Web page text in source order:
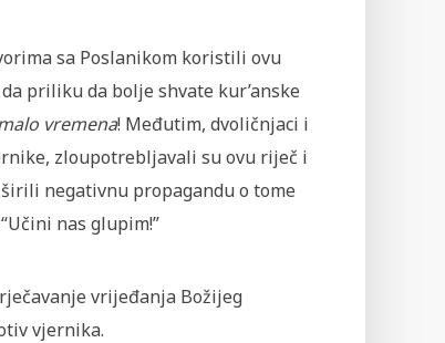
sa Poslanikom koristili ovu
priliku da bolje shvate kur’anske
vremena! Međutim, dvoličnjaci i
zloupotrebljavali su ovu riječ i
negativnu propagandu o tome
nas glupim!”
vrijeđanja Božijeg
vjernika.